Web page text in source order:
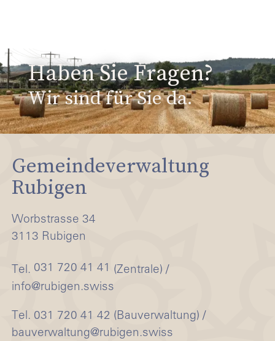
Haben Sie Fragen?
Wir sind für Sie da.
Gemeindeverwaltung
Rubigen
Worbstrasse 34
3113 Rubigen
Tel. 031 720 41 41 (Zentrale) /
info@rubigen.swiss
Tel. 031 720 41 42 (Bauverwaltung) /
bauverwaltung@rubigen.swiss